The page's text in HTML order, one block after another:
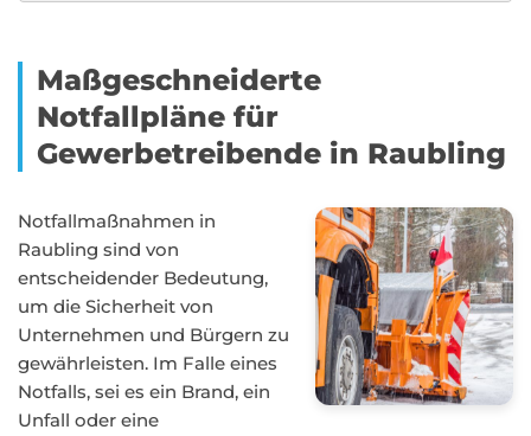
Maßgeschneiderte
Notfallpläne für
Gewerbetreibende in Raubling
Notfallmaßnahmen in
Raubling sind von
entscheidender Bedeutung,
um die Sicherheit von
Unternehmen und Bürgern zu
gewährleisten. Im Falle eines
Notfalls, sei es ein Brand, ein
Unfall oder eine